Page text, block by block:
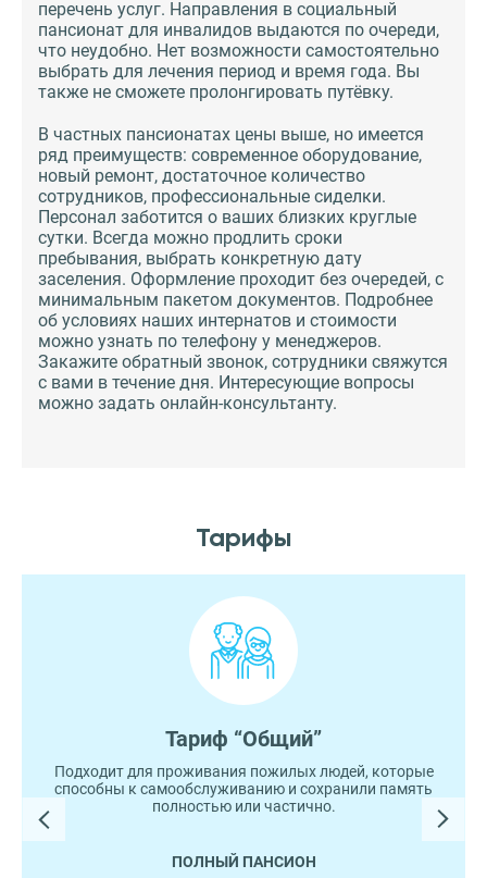
перечень услуг. Направления в социальный
пансионат для инвалидов выдаются по очереди,
что неудобно. Нет возможности самостоятельно
выбрать для лечения период и время года. Вы
также не сможете пролонгировать путёвку.
В частных пансионатах цены выше, но имеется
ряд преимуществ: современное оборудование,
новый ремонт, достаточное количество
сотрудников, профессиональные сиделки.
Персонал заботится о ваших близких круглые
сутки. Всегда можно продлить сроки
пребывания, выбрать конкретную дату
заселения. Оформление проходит без очередей, с
минимальным пакетом документов. Подробнее
об условиях наших интернатов и стоимости
можно узнать по телефону у менеджеров.
Закажите обратный звонок, сотрудники свяжутся
с вами в течение дня. Интересующие вопросы
можно задать онлайн-консультанту.
Тарифы
Тариф “Общий”
Подходит для проживания пожилых людей, которые
способны к самообслуживанию и сохранили память
полностью или частично.
ПОЛНЫЙ ПАНСИОН